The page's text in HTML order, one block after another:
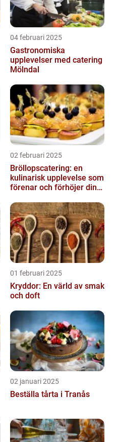
04 februari 2025
Gastronomiska
upplevelser med catering
Mölndal
02 februari 2025
Bröllopscatering: en
kulinarisk upplevelse som
förenar och förhöjer din
01 februari 2025
Kryddor: En värld av smak
och doft
02 januari 2025
Beställa tårta i Tranås